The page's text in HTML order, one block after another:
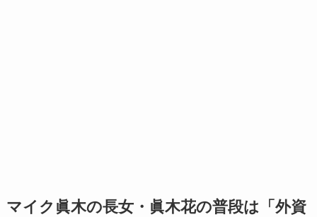
マイク眞木の長女・眞木花の普段は「外資